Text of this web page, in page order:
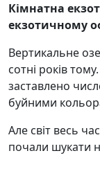
Кімнатна
екзотичному
Вертикальне
сотні років
заставлено
буйними
Але світ весь
почали шукати